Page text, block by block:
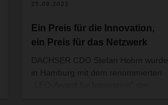
25.09.2023
Ein Preis für die Innovation,
ein Preis für das Netzwerk
DACHSER CDO Stefan Hohm wurde
in Hamburg mit dem renommierten